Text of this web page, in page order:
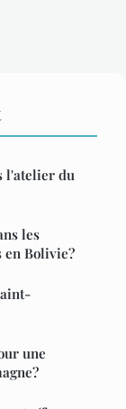
l'atelier du
les
en Bolivie?
une